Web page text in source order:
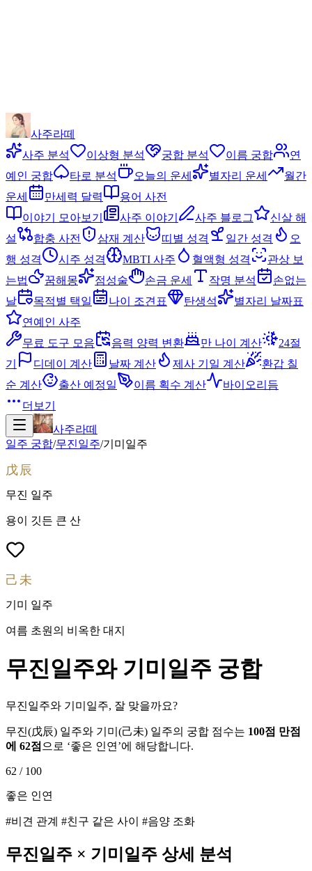
사주라떼
사주 분석
이상형 분석 궁합 분석 이름 궁합
연
예인 궁합
타로 분석 오늘의 운세 별자리 운세
월간
운세
만세력 달력
용어 사전
이야기 모아보기
사주 이야기 사주 블로그
신살 해
설
합충 사전 삼재 계산 띠별 성격 일간 성격
오
행 성격
시주 성격 MBTI 사주 혈액형 성격
관상 보
는법
꿈해몽 점성술 손금 운세 작명 분석
손없는
날
목적별 택일 나이 조견표 탄생석
별자리 날짜표
연예인 사주
무료 도구 모음
음력 양력 변환 만 나이 계산
24절
기
디데이 계산 날짜 계산 제사 기일 계산
환갑 칠
순 계산
출산 예정일 이름 획수 계산
바이오리듬
더보기
사주라떼
일주 궁합/무진일주/기미 일주
戊辰
무진 일주
용이 깃든 큰 산
己未
기미 일주
여름 초원의 비옥한 대지
무진일주와 기미일주 궁합
무진일주와 기미일주, 잘 맞을까요?
무진(戊辰) 일주와 기미 (己未) 일주의 궁합 점수는 100점 만점
에 62점 으로 ‘좋은 인연 ’에 해당합니다.
62 / 100
좋은 인연
#비견 관계 #친구 같은 사이 #음양 조화
무진일주 × 기미 일주 상세 분석